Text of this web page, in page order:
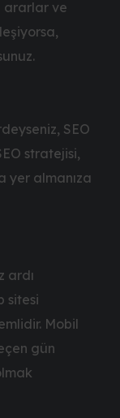
ararlar ve
SEO
stratejisi,
yer almanıza
ardı
sitesi
Mobil
gün